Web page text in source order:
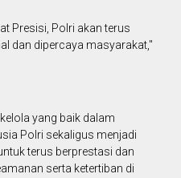
Presisi, Polri akan terus
dan dipercaya masyarakat,"
yang baik dalam
Polri sekaligus menjadi
terus berprestasi dan
serta ketertiban di